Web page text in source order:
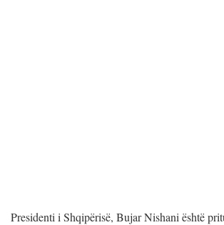
Presidenti i Shqipërisë, Bujar Nishani është